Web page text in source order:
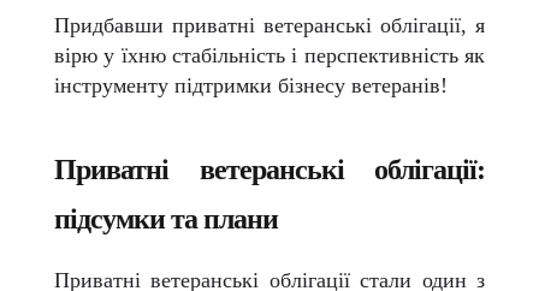
Придбавши приватні ветеранські облігації, я
вірю у їхню стабільність і перспективність як
інструменту підтримки бізнесу ветеранів!
Приватні ветеранські облігації:
підсумки та плани
Приватні ветеранські облігації стали один з